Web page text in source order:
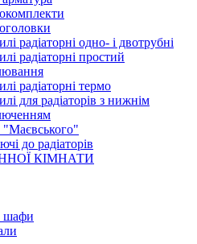
радіаторні одно- і двотрубні
радіаторні простий
радіаторні термо
для радіаторів з нижнім
до радіаторів
КІМНАТИ
шафи